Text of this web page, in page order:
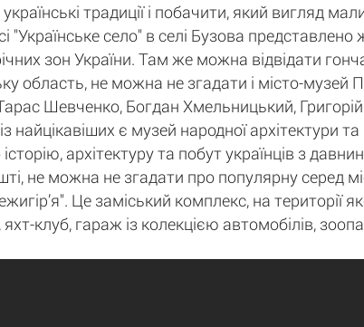
традиції і побачити, який вигляд
"Українське село" в селі Бузова представлено
зон України. Там же можна відвідати
область, не можна не згадати і місто-музей
Шевченко, Богдан Хмельницький,
найцікавіших є музей народної архітектури
архітектуру та побут українців з
не можна не згадати про популярну серед
Це заміський комплекс, на території
клуб, гараж із колекцією автомобілів,